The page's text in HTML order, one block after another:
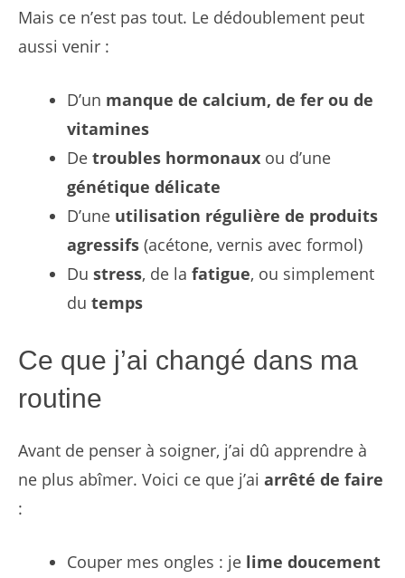
Mais ce n’est pas tout. Le dédoublement peut
aussi venir :
D’un manque de calcium, de fer ou de
vitamines
De troubles hormonaux ou d’une
génétique délicate
D’une utilisation régulière de produits
agressifs (acétone, vernis avec formol)
Du stress, de la fatigue, ou simplement
du temps
Ce que j’ai changé dans ma
routine
Avant de penser à soigner, j’ai dû apprendre à
ne plus abîmer. Voici ce que j’ai arrêté de faire
:
Couper mes ongles : je lime doucement